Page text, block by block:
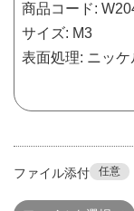
ファイル添付 任意